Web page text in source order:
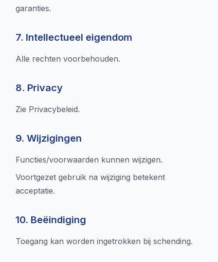
garanties.
7. Intellectueel eigendom
Alle rechten voorbehouden.
8. Privacy
Zie Privacybeleid.
9. Wijzigingen
Functies/voorwaarden kunnen wijzigen.
Voortgezet gebruik na wijziging betekent
acceptatie.
10. Beëindiging
Toegang kan worden ingetrokken bij schending.